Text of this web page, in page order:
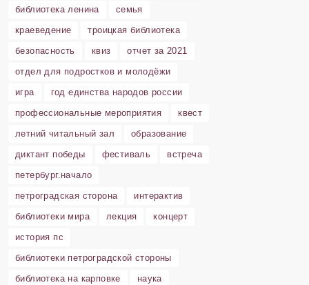
библиотека ленина
семья
краеведение
троицкая библиотека
безопасность
квиз
отчет за 2021
отдел для подростков и молодёжи
игра
год единства народов россии
профессиональные мероприятия
квест
летний читальный зал
образование
диктант победы
фестиваль
встреча
петербург.начало
петроградская сторона
интерактив
библиотеки мира
лекция
концерт
история пс
библиотеки петроградской стороны
библиотека на карповке
наука